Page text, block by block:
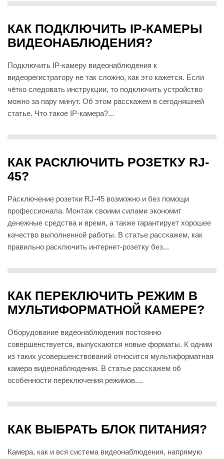
КАК ПОДКЛЮЧИТЬ IP-КАМЕРЫ
ВИДЕОНАБЛЮДЕНИЯ?
Подключить IP-камеру видеонаблюдения к
видеорегистратору не так сложно, как это кажется. Если
чётко следовать инструкции, то подключить устройство
можно за пару минут. Об этом расскажем в сегодняшней
статье. Что такое IP-камера?...
КАК РАСКЛЮЧИТЬ РОЗЕТКУ RJ-
45?
Расключение розетки RJ-45 возможно и без помощи
профессионала. Монтаж своими силами экономит
денежные средства и время, а также гарантирует хорошее
качество выполненной работы. В статье расскажем, как
правильно расключить интернет-розетку без...
КАК ПЕРЕКЛЮЧИТЬ РЕЖИМ В
МУЛЬТИФОРМАТНОЙ КАМЕРЕ?
Оборудование видеонаблюдения постоянно
совершенствуется, выпускаются новые форматы. К одним
из таких усовершенствований относится мультиформатная
камера видеонаблюдения. В статье расскажем об
особенности переключения режимов....
КАК ВЫБРАТЬ БЛОК ПИТАНИЯ?
Камера, как и вся система видеонаблюдения, напрямую